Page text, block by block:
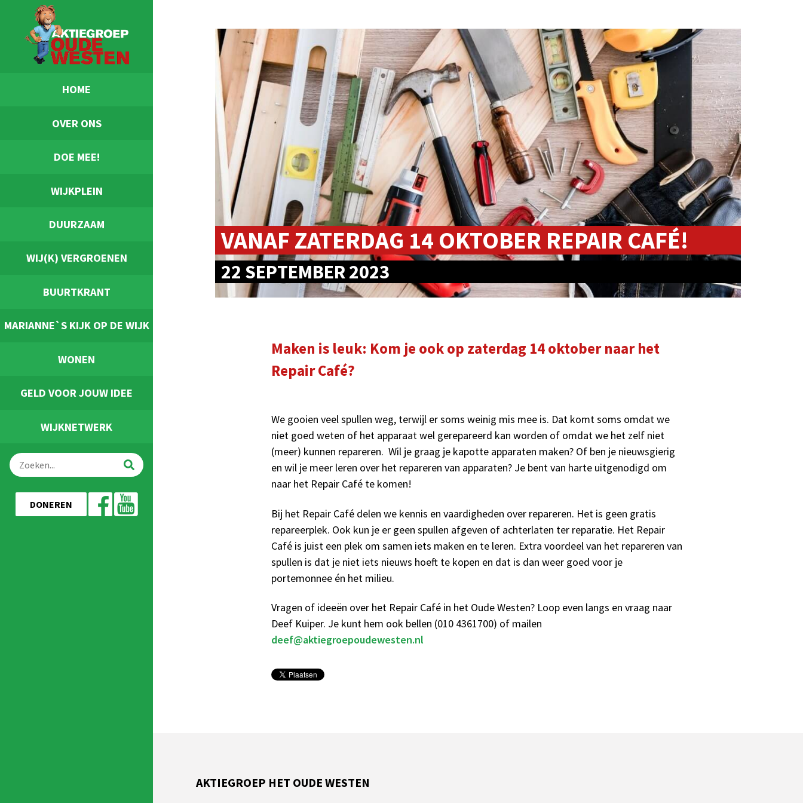
HOME
OVER ONS
DOE MEE!
WIJKPLEIN
DUURZAAM
WIJ(K) VERGROENEN
BUURTKRANT
MARIANNE`S KIJK OP DE WIJK
WONEN
GELD VOOR JOUW IDEE
WIJKNETWERK
DONEREN
VANAF ZATERDAG 14 OKTOBER REPAIR CAFÉ!
22 SEPTEMBER 2023
Maken is leuk: Kom je ook op zaterdag 14 oktober naar het
Repair Café?
We gooien veel spullen weg, terwijl er soms weinig mis mee is. Dat komt soms omdat we
niet goed weten of het apparaat wel gerepareerd kan worden of omdat we het zelf niet
(meer) kunnen repareren. Wil je graag je kapotte apparaten maken? Of ben je nieuwsgierig
en wil je meer leren over het repareren van apparaten? Je bent van harte uitgenodigd om
naar het Repair Café te komen!
Bij het Repair Café delen we kennis en vaardigheden over repareren. Het is geen gratis
repareerplek. Ook kun je er geen spullen afgeven of achterlaten ter reparatie. Het Repair
Café is juist een plek om samen iets maken en te leren. Extra voordeel van het repareren van
spullen is dat je niet iets nieuws hoeft te kopen en dat is dan weer goed voor je
portemonnee én het milieu.
Vragen of ideeën over het Repair Café in het Oude Westen? Loop even langs en vraag naar
Deef Kuiper. Je kunt hem ook bellen (010 4361700) of mailen
deef@aktiegroepoudewesten.nl
AKTIEGROEP HET OUDE WESTEN